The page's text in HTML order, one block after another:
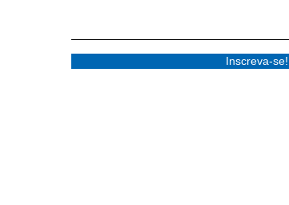
Inscreva-se!